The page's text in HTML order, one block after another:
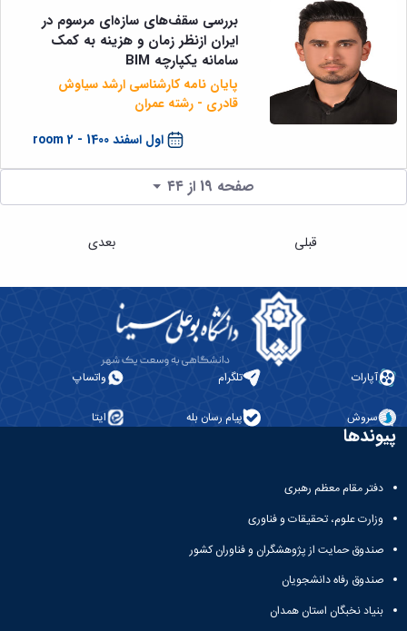
اول اسفند 1400 - room 2
بررسی سقف‌های سازه‌ای مرسوم در
ایران ازنظر زمان و هزینه به کمک
سامانه یکپارچه BIM
پایان نامه کارشناسی ارشد سیاوش
قادری - رشته عمران
صفحه 19 از ۴۴
قبلی بعدی
آپارات تلگرام واتساپ
سروش پیام رسان بله ایتا
پیوندها
دفتر مقام معظم رهبری
وزارت علوم، تحقیقات و فناوری
صندوق حمایت از پژوهشگران و فناوران کشور
صندوق رفاه دانشجویان
بنیاد نخبگان استان همدان